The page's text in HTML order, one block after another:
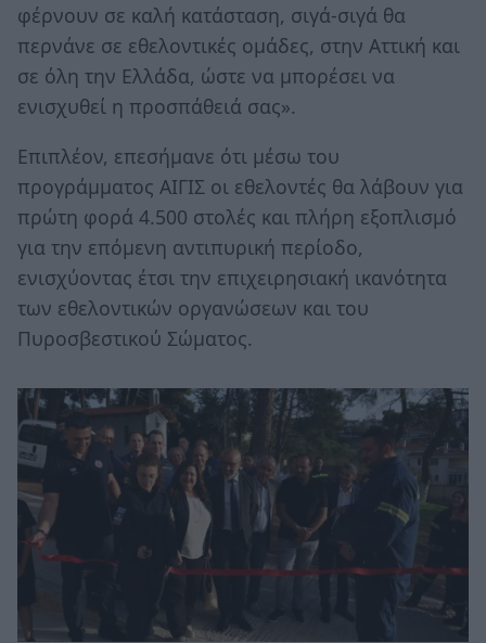
φέρνουν σε καλή κατάσταση, σιγά-σιγά θα
περνάνε σε εθελοντικές ομάδες, στην Αττική και
σε όλη την Ελλάδα, ώστε να μπορέσει να
ενισχυθεί η προσπάθειά σας».
Επιπλέον, επεσήμανε ότι μέσω του
προγράμματος ΑΙΓΙΣ οι εθελοντές θα λάβουν για
πρώτη φορά 4.500 στολές και πλήρη εξοπλισμό
για την επόμενη αντιπυρική περίοδο,
ενισχύοντας έτσι την επιχειρησιακή ικανότητα
των εθελοντικών οργανώσεων και του
Πυροσβεστικού Σώματος.